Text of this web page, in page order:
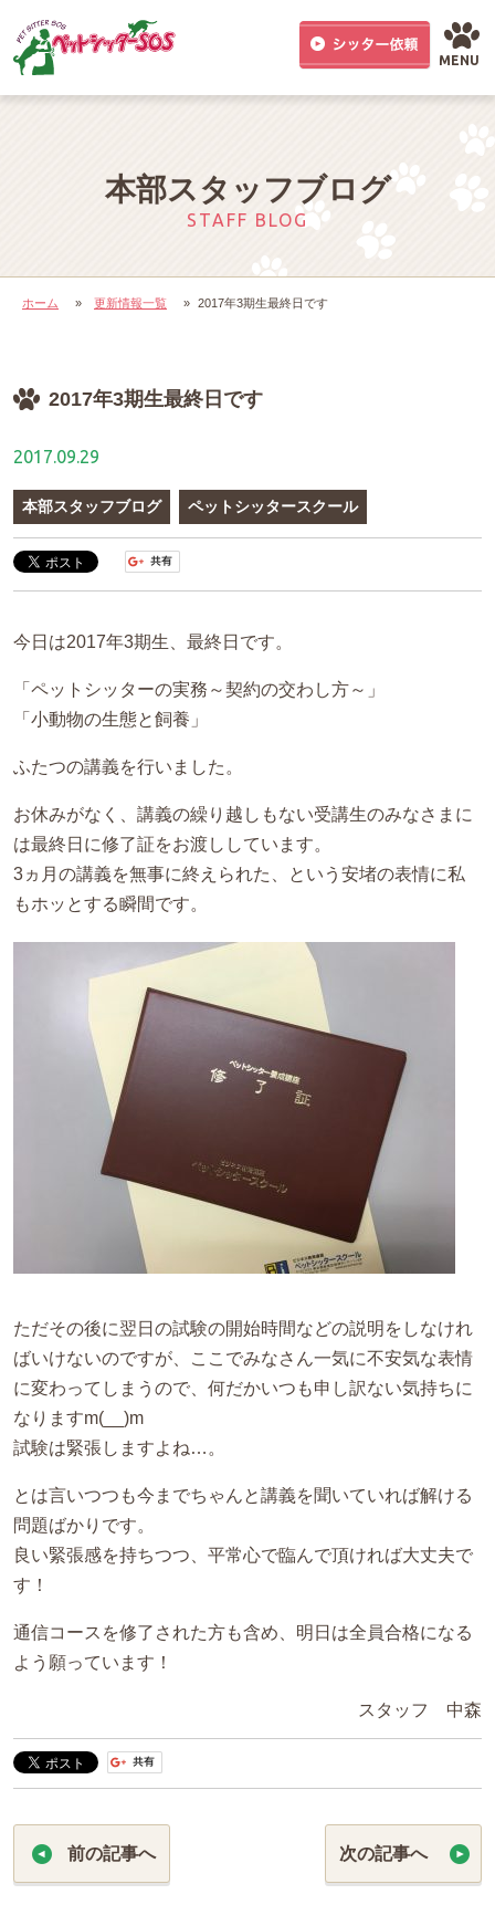
MENU
本部スタッフブログ
STAFF BLOG
ホーム » 更新情報一覧 » 2017年3期生最終日です
2017年3期生最終日です
2017.09.29
本部スタッフブログ ペットシッタースクール
今日は2017年3期生、最終日です。
「ペットシッターの実務～契約の交わし方～」
「小動物の生態と飼養」
ふたつの講義を行いました。
お休みがなく、講義の繰り越しもない受講生のみなさまに
は最終日に修了証をお渡ししています。
3ヵ月の講義を無事に終えられた、という安堵の表情に私
もホッとする瞬間です。
ただその後に翌日の試験の開始時間などの説明をしなけれ
ばいけないのですが、ここでみなさん一気に不安気な表情
に変わってしまうので、何だかいつも申し訳ない気持ちに
なりますm(__)m
試験は緊張しますよね…。
とは言いつつも今までちゃんと講義を聞いていれば解ける
問題ばかりです。
良い緊張感を持ちつつ、平常心で臨んで頂ければ大丈夫で
す！
通信コースを修了された方も含め、明日は全員合格になる
よう願っています！
スタッフ 中森
前の記事へ 次の記事へ